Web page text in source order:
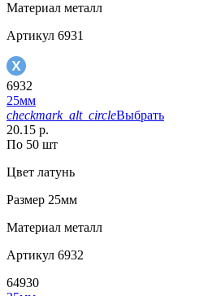
Материал металл
Артикул 6931
6932
25мм
checkmark_alt_circleВыбрать
20.15 р.
По 50 шт
Цвет латунь
Размер 25мм
Материал металл
Артикул 6932
64930